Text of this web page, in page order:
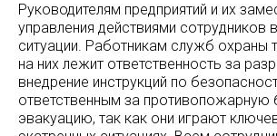
Руководителям предприятий и их
управления действиями сотрудников
ситуации. Работникам служб охраны
на них лежит ответственность за
внедрение инструкций по
ответственным за противопожарную
эвакуацию, так как они играют